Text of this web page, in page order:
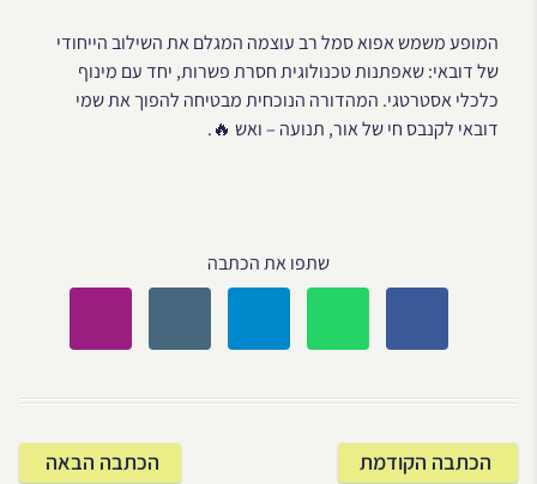
המופע משמש אפוא סמל רב עוצמה המגלם את השילוב הייחודי
של דובאי: שאפתנות טכנולוגית חסרת פשרות, יחד עם מינוף
כלכלי אסטרטגי. המהדורה הנוכחית מבטיחה להפוך את שמי
דובאי לקנבס חי של אור, תנועה – ואש 🔥.
שתפו את הכתבה
הכתבה הקודמת הכתבה הבאה